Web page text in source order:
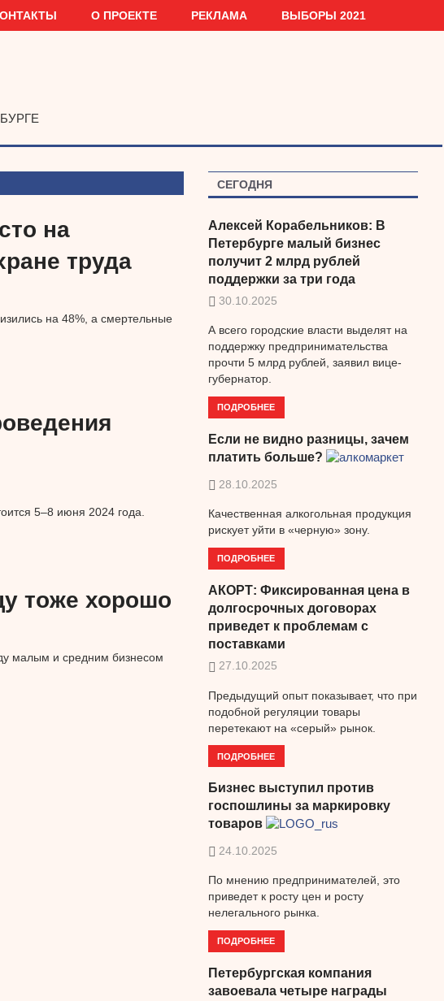
О ПРОЕКТЕ РЕКЛАМА ВЫБОРЫ 2021
на
труда
на 48%, а смертельные
5–8 июня 2024 года.
тоже хорошо
малым и средним бизнесом
СЕГОДНЯ
Алексей Корабельников: В
Петербурге малый бизнес
получит 2 млрд рублей
поддержки за три года
30.10.2025
А всего городские власти выделят на
поддержку предпринимательства
прочти 5 млрд рублей, заявил вице-
губернатор.
ПОДРОБНЕЕ
Если не видно разницы, зачем
платить больше?
28.10.2025
Качественная алкогольная продукция
рискует уйти в «черную» зону.
ПОДРОБНЕЕ
АКОРТ: Фиксированная цена в
долгосрочных договорах
приведет к проблемам с
поставками
27.10.2025
Предыдущий опыт показывает, что при
подобной регуляции товары
перетекают на «серый» рынок.
ПОДРОБНЕЕ
Бизнес выступил против
госпошлины за маркировку
товаров
24.10.2025
По мнению предпринимателей, это
приведет к росту цен и росту
нелегального рынка.
ПОДРОБНЕЕ
Петербургская компания
завоевала четыре награды